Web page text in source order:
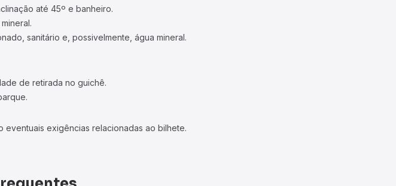
até 45º e banheiro.
sanitário e, possivelmente, água mineral.
de retirada no guichê.
exigências relacionadas ao bilhete.